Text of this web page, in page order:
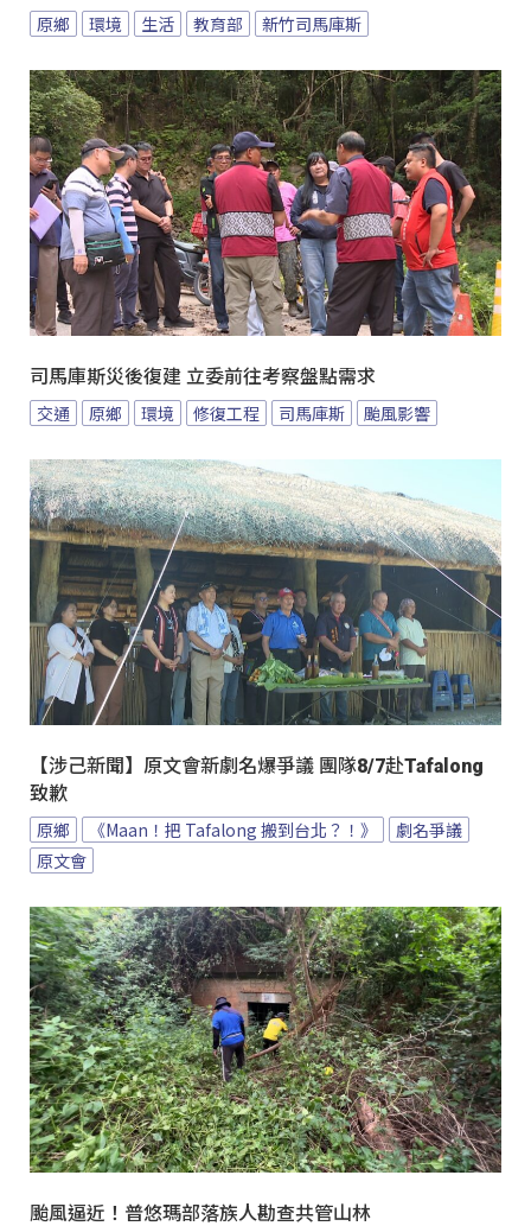
原鄉 環境 生活 教育部 新竹司馬庫斯
司馬庫斯災後復建 立委前往考察盤點需求
交通 原鄉 環境 修復工程 司馬庫斯 颱風影響
【涉己新聞】原文會新劇名爆爭議 團隊8/7赴Tafalong
致歉
原鄉 《Maan！把 Tafalong 搬到台北？！》
劇名爭議
原文會
颱風逼近！普悠瑪部落族人勘查共管山林